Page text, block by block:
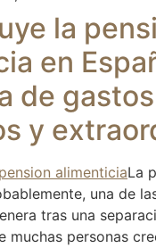
la
en
de gastos
y
La
una de
tras una
muchas personas